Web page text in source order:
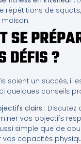
répétitions de
SE
DÉFIS ?
soient un succès, il
quelques conseils
clairs : Discutez
vos objectifs
simple que de
vos capacités